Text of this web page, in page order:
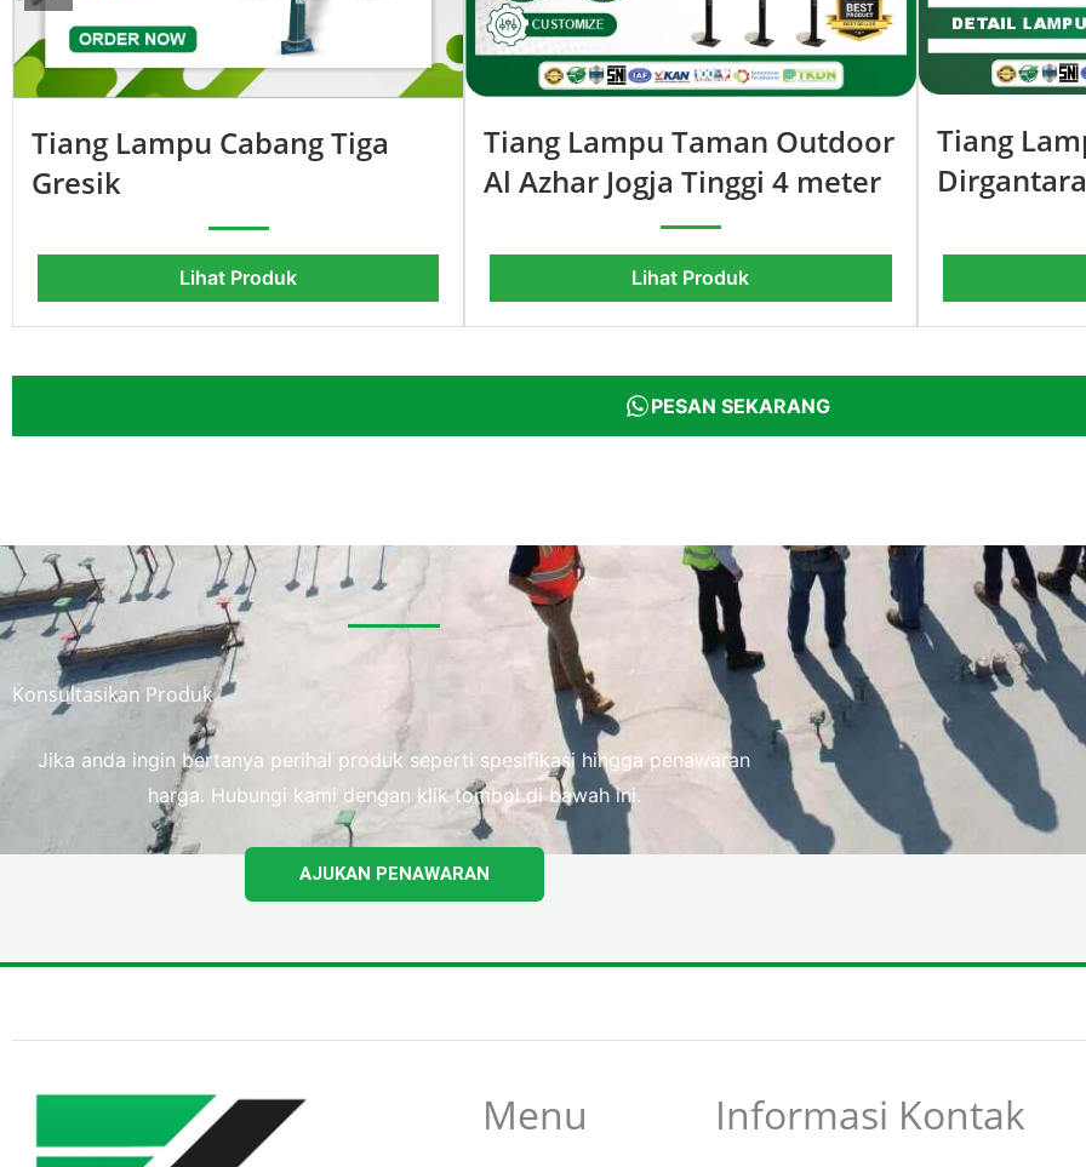
Tiang Lampu Cabang Tiga
Gresik
Lihat Produk
Tiang Lampu Taman Outdoor
Al Azhar Jogja Tinggi 4 meter
Lihat Produk
Tiang
PESAN SEKARANG
Konsultasikan Produk
Jika anda ingin bertanya perihal produk seperti spesifikasi hingga penawaran
harga. Hubungi kami dengan klik tombol di bawah ini.
AJUKAN PENAWARAN
Menu Informasi Kontak